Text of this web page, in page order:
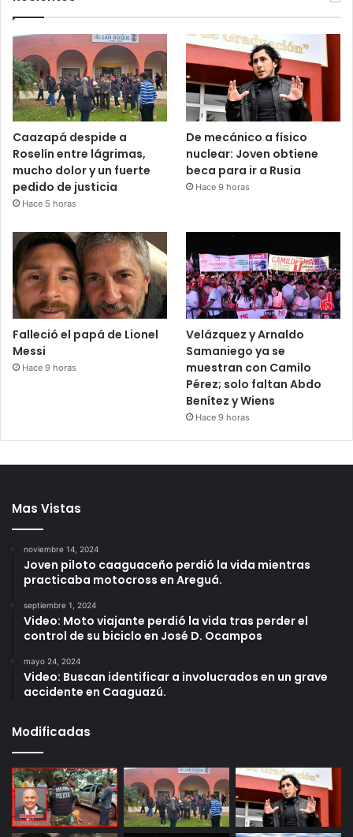
Caazapá despide a
Roselín entre lágrimas,
mucho dolor y un fuerte
pedido de justicia
Hace 5 horas
De mecánico a físico
nuclear: Joven obtiene
beca para ir a Rusia
Hace 9 horas
Falleció el papá de Lionel
Messi
Hace 9 horas
Velázquez y Arnaldo
Samaniego ya se
muestran con Camilo
Pérez; solo faltan Abdo
Benítez y Wiens
Hace 9 horas
Mas Vistas
noviembre 14, 2024
Joven piloto caaguaceño perdió la vida mientras
practicaba motocross en Areguá.
septiembre 1, 2024
Video: Moto viajante perdió la vida tras perder el
control de su biciclo en José D. Ocampos
mayo 24, 2024
Video: Buscan identificar a involucrados en un grave
accidente en Caaguazú.
Modificadas